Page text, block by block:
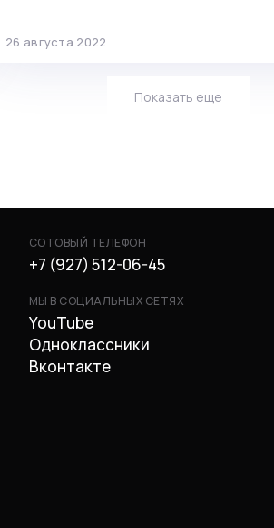
26 августа 2022
Показать еще
СОТОВЫЙ ТЕЛЕФОН
+7 (927) 512-06-45
МЫ В СОЦИАЛЬНЫХ СЕТЯХ
YouTube
Одноклассники
Вконтакте